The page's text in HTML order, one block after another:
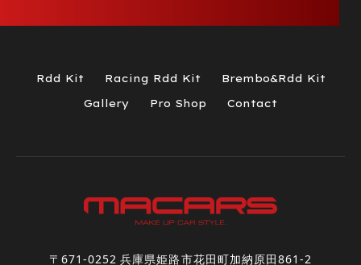
Rdd Kit Racing Rdd Kit
Brembo&Rdd Kit
Gallery
Pro Shop Contact
〒671-0252 兵庫県姫路市花田町加納原田861-2